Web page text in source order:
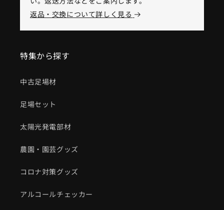
返品・交換について詳しく見る
特集から探す
中古足場材
足場セット
太陽光発電部材
農園・園芸グッズ
コロナ対策グッズ
アルコールチェッカー